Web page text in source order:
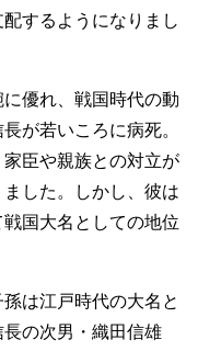
するようになりまし
優れ、戦国時代の動
が若いころに病死。
臣や親族との対立が
した。しかし、彼は
国大名としての地位
は江戸時代の大名と
の次男・織田信雄